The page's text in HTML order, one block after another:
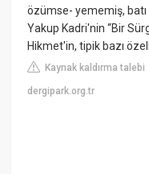
özümse- yememiş,
Yakup Kadri'nin “Bir
Hikmet'in, tipik bazı
Kaynak kaldırma talebi
dergipark.org.tr